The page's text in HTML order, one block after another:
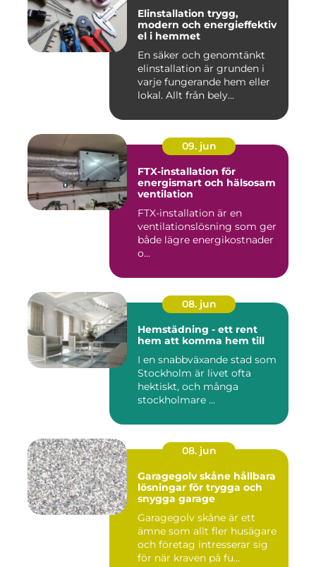
Elinstallation trygg,
modern och energieffektiv
el i hemmet
En säker och genomtänkt
elinstallation är grunden i
varje fungerande hem eller
lokal. Allt från bely...
09. jun
FTX-installation för
energismart och hälsosam
ventilation
FTX-installation är en
ventilationslösning som ger
både lägre energikostnader
o...
08. jun
Hemstädning - ett rent
hem att komma hem till
I en snabbväxande stad som
Stockholm är livet ofta
hektiskt, och många
stockholmare ...
08. jun
Garagegolv skåne hållbara
lösningar för trygga och
snygga garage
Garagegolv skåne är ett
ämne som allt fler husägare
och företag intresserar sig
för när kraven på fu...